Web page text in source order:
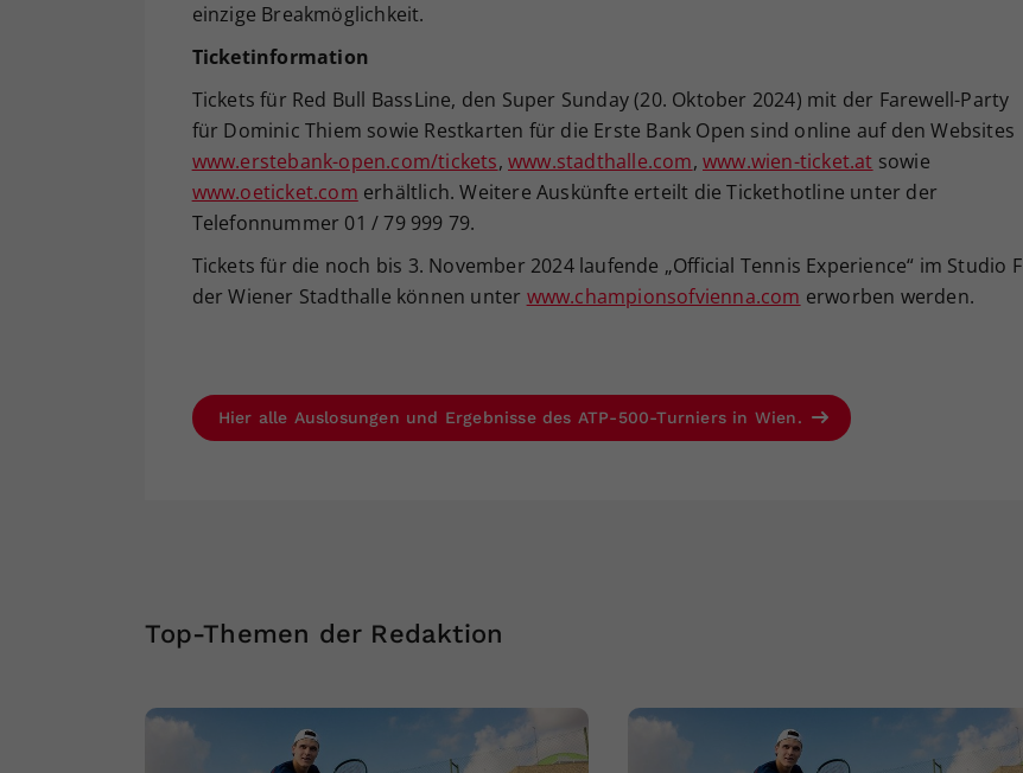
einzige Breakmöglichkeit.
Ticketinformation
Tickets für Red Bull BassLine, den Super Sunday (20. Oktober 2024) mit der Farewell-Party
für Dominic Thiem sowie Restkarten für die Erste Bank Open sind online auf den Websites
www.erstebank-open.com/tickets, www.stadthalle.com,www.wien-ticket.at sowie
www.oeticket.com erhältlich. Weitere Auskünfte erteilt die Tickethotline unter der
Telefonnummer 01 / 79 999 79.
Tickets für die noch bis 3. November 2024 laufende „Official Tennis Experience“ im Studio F
der Wiener Stadthalle können unter www.championsofvienna.com erworben werden.
Hier alle Auslosungen und Ergebnisse des ATP-500-Turniers in Wien.
Top-Themen der Redaktion